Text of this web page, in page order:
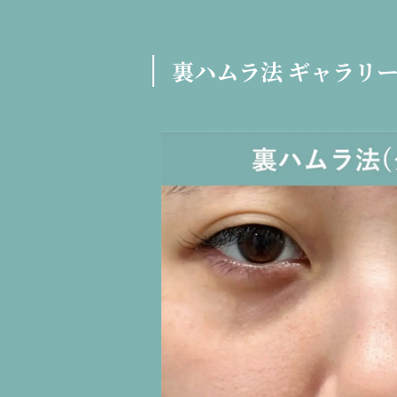
裏ハムラ法 ギャラリ